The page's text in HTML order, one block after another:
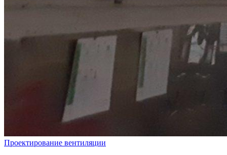
Проектирование вентиляции